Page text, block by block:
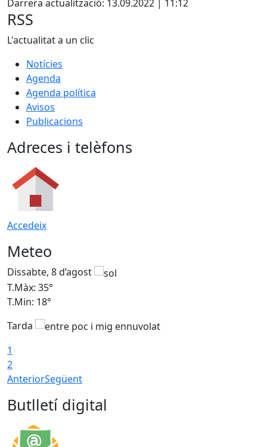
Darrera actualització: 13.09.2022 | 11:12
RSS
L'actualitat a un clic
Notícies
Agenda
Agenda política
Avisos
Publicacions
Adreces i telèfons
Accedeix
Meteo
Dissabte, 8 d’agost
T.Màx: 35°
T.Min: 18°
Tarda
1
2
AnteriorSegüent
Butlletí digital